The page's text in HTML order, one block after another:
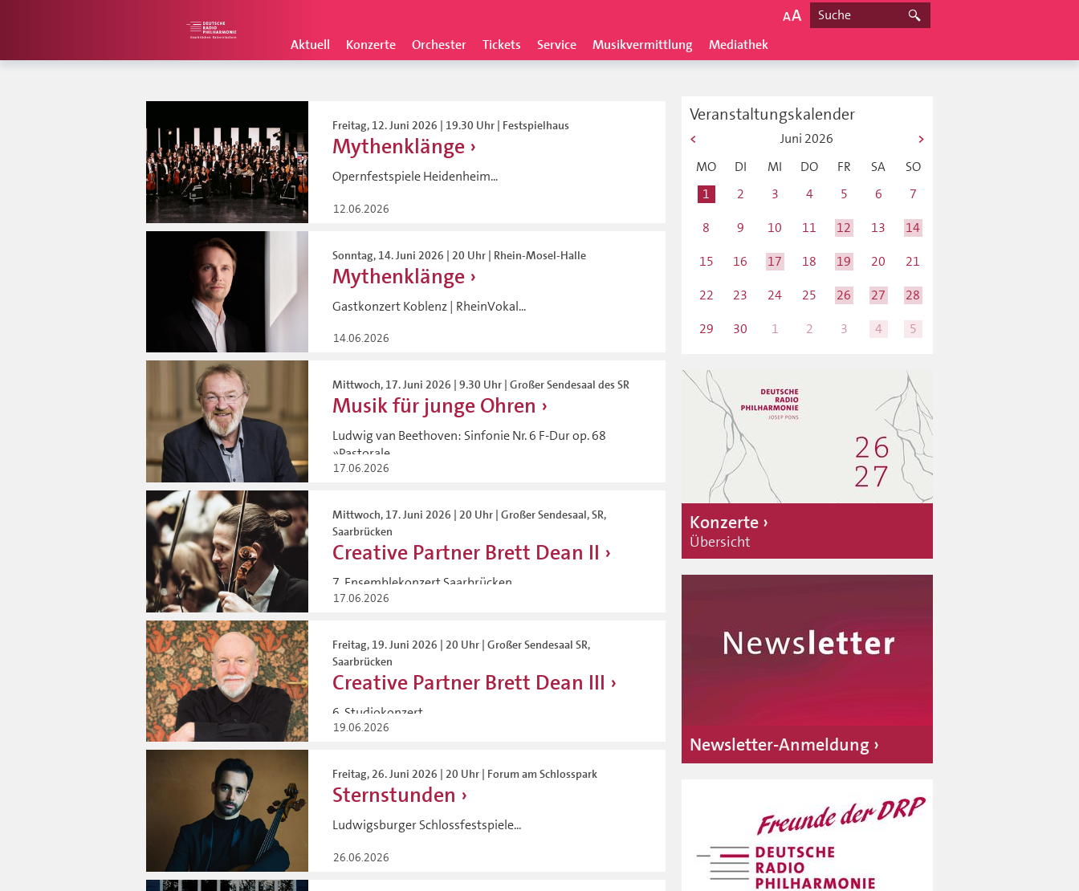
Aktuell Konzerte Orchester Tickets Service Musikvermittlung Mediathek
Freitag, 12. Juni 2026 | 19.30 Uhr | Festspielhaus
Mythenklänge
Opernfestspiele Heidenheim...
12.06.2026
Sonntag, 14. Juni 2026 | 20 Uhr | Rhein-Mosel-Halle
Mythenklänge
Gastkonzert Koblenz | RheinVokal...
14.06.2026
Mittwoch, 17. Juni 2026 | 9.30 Uhr | Großer Sendesaal des SR
Musik für junge Ohren
Ludwig van Beethoven: Sinfonie Nr. 6 F-Dur op. 68
»Pastorale...
17.06.2026
Mittwoch, 17. Juni 2026 | 20 Uhr | Großer Sendesaal, SR,
Saarbrücken
Creative Partner Brett Dean II
7. Ensemblekonzert Saarbrücken ...
17.06.2026
Freitag, 19. Juni 2026 | 20 Uhr | Großer Sendesaal SR,
Saarbrücken
Creative Partner Brett Dean III
6. Studiokonzert ...
19.06.2026
Freitag, 26. Juni 2026 | 20 Uhr | Forum am Schlosspark
Sternstunden
Ludwigsburger Schlossfestspiele...
26.06.2026
Veranstaltungskalender
Juni 2026
MO
DI MI DO FR SA
SO
1
2 3 4 5 6
7
8
9 10 11 12 13
14
15
16 17 18 19 20
21
22
23 24 25 26 27
28
29
30 1 2 3 4 5
Konzerte
Übersicht
Newsletter-Anmeldung